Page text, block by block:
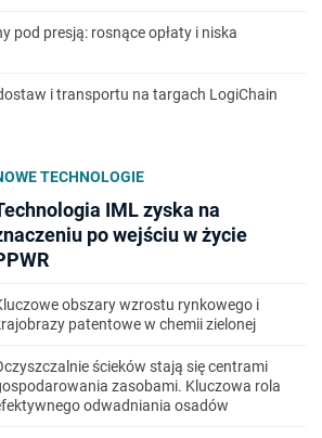
pod presją: rosnące opłaty i niska
i transportu na targach LogiChain
TECHNOLOGIE
IML zyska na
po wejściu w życie
obszary wzrostu rynkowego i
patentowe w chemii zielonej
ścieków stają się centrami
zasobami. Kluczowa rola
odwadniania osadów